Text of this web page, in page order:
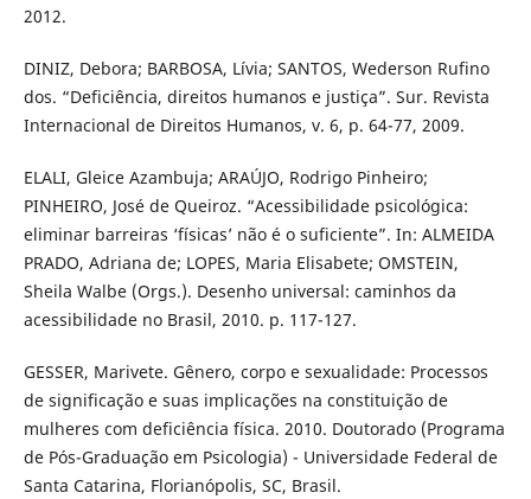
2012.
DINIZ, Debora; BARBOSA, Lívia; SANTOS, Wederson Rufino
dos. “Deficiência, direitos humanos e justiça”. Sur. Revista
Internacional de Direitos Humanos, v. 6, p. 64-77, 2009.
ELALI, Gleice Azambuja; ARAÚJO, Rodrigo Pinheiro;
PINHEIRO, José de Queiroz. “Acessibilidade psicológica:
eliminar barreiras ‘físicas’ não é o suficiente”. In: ALMEIDA
PRADO, Adriana de; LOPES, Maria Elisabete; OMSTEIN,
Sheila Walbe (Orgs.). Desenho universal: caminhos da
acessibilidade no Brasil, 2010. p. 117-127.
GESSER, Marivete. Gênero, corpo e sexualidade: Processos
de significação e suas implicações na constituição de
mulheres com deficiência física. 2010. Doutorado (Programa
de Pós-Graduação em Psicologia) - Universidade Federal de
Santa Catarina, Florianópolis, SC, Brasil.